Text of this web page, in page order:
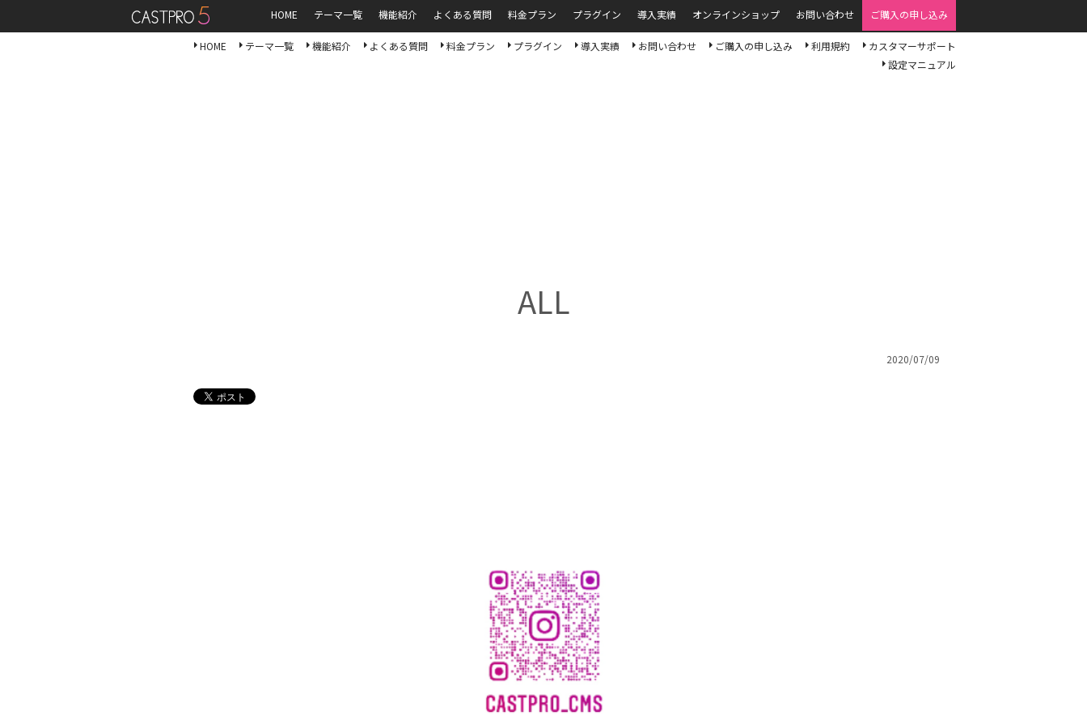
HOME テーマ一覧 機能紹介 よくある質問 料金プラン プラグイン 導入実績 オンラインショップ お問い合わせ ご購入の申し込み
HOME テーマ一覧 機能紹介 よくある質問 料金プラン プラグイン 導入実績 お問い合わせ ご購入の申し込み 利用規約
カスタマーサポート
設定マニュアル
ALL
2020/07/09